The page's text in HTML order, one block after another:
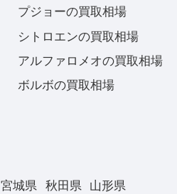
プジョーの買取相場
シトロエンの買取相場
アルファロメオの買取相場
ボルボの買取相場
宮城県 秋田県
山形県